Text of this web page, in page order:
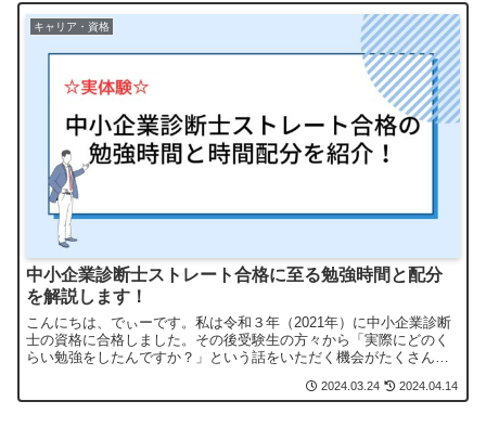
キャリア・資格
中小企業診断士ストレート合格に至る勉強時間と配分
を解説します！
こんにちは、でぃーです。私は令和３年（2021年）に中小企業診断
士の資格に合格しました。その後受験生の方々から「実際にどのく
らい勉強をしたんですか？」という話をいただく機会がたくさんあ
2024.03.24 2024.04.14